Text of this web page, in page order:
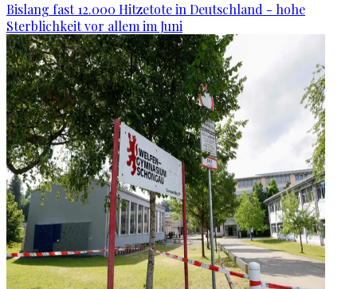
Bislang fast 12.000 Hitzetote in Deutschland - hohe
Sterblichkeit vor allem im Juni